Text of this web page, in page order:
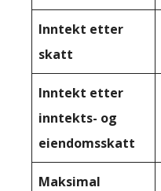
Inntekt etter
skatt
Inntekt etter
inntekts- og
eiendomsskatt
Maksimal